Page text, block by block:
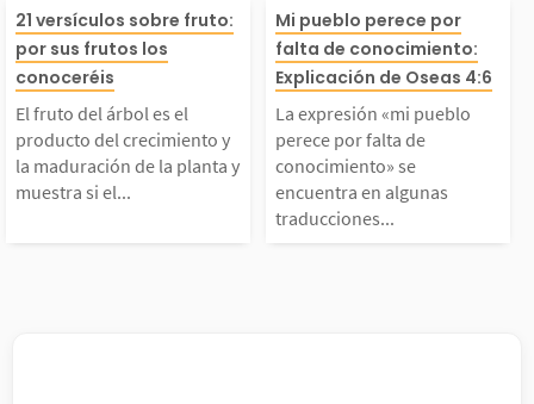
sido librado de
aflicción, quizá
una enfermedad
eyente. Estos
eron escritos
de 40
n...
fruto del árbol es e
del crecimi
y la maduración
la planta y muestra
21 versículos sobre fruto:
por sus frutos los
conoceréis
El fruto del árbol es el
producto del crecimiento y
la maduración de la planta y
muestra si el...
La expresión
blo perece por
e
cuentra en
Mi pueblo perece por
falta de conocimiento:
Explicación de Oseas 4:6
La expresión «mi pueblo
perece por falta de
conocimiento» se
encuentra en algunas
traducciones...